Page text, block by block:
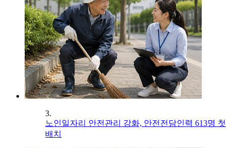
3.
노인일자리 안전관리 강화, 안전전담인력 613명 첫
배치